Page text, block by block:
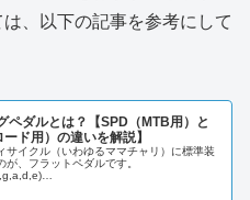
、以下の記事を参考にして
ペダルとは？【SPD（MTB用）と
ド用）の違いを解説】
サイクル（いわゆるママチャリ）に標準装
が、フラットペダルです。